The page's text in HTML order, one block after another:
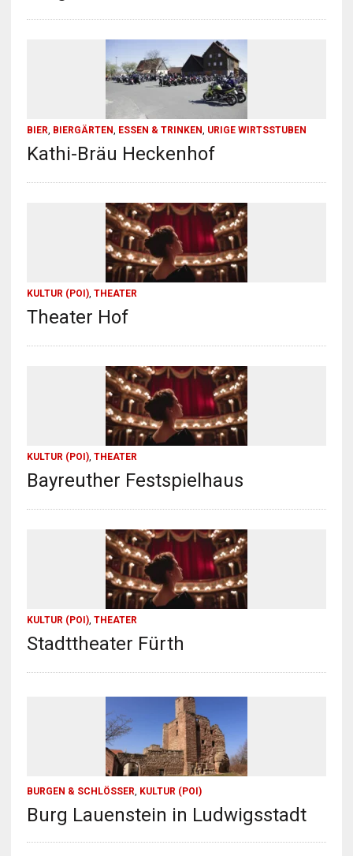
BIER, BIERGÄRTEN, ESSEN & TRINKEN, URIGE WIRTSSTUBEN
Kathi-Bräu Heckenhof
KULTUR (POI), THEATER
Theater Hof
KULTUR (POI), THEATER
Bayreuther Festspielhaus
KULTUR (POI), THEATER
Stadttheater Fürth
BURGEN & SCHLÖSSER, KULTUR (POI)
Burg Lauenstein in Ludwigsstadt